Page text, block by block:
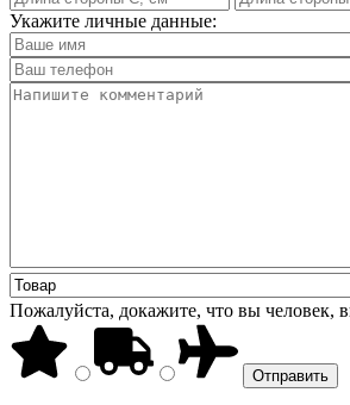
Укажите личные данные:
Пожалуйста, докажите, что вы человек,